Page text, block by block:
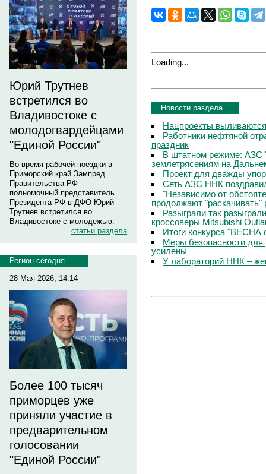
Юрий Трутнев
встретился во
Владивостоке с
молодогвардейцами
"Единой России"
Во время рабочей поездки в
Приморский край Зампред
Правительства РФ –
полномочный представитель
Президента РФ в ДФО Юрий
Трутнев встретился во
Владивостоке с молодежью.
статьи раздела
Регион сегодня
28 Мая 2026, 14:14
Более 100 тысяч
приморцев уже
приняли участие в
предварительном
голосовании
"Единой России"
Loading...
Новости раздела
Нацпроекты
Работники нефтяной
праздник
В штатном режиме: АЗС
землетрясениям на
Проект для дважды
Сеть АЗС ННК
"Независимо от
продолжают
Разыграли так
кроссоверы Mitsubishi
Итоги конкурса
Меры безопасности
усилены
У лабораторий ННК –